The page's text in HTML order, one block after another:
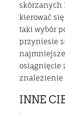
skórzanych
kierować
taki wybór
przyniesie
osiągnięcie
znalezienie
INNE